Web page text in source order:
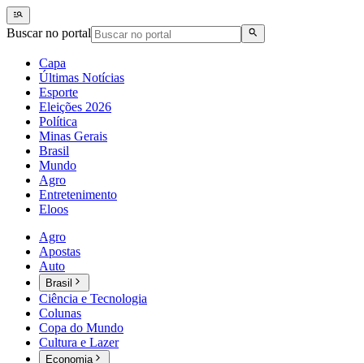
Buscar no portal
Capa
Últimas Notícias
Esporte
Eleições 2026
Política
Minas Gerais
Brasil
Mundo
Agro
Entretenimento
Eloos
Agro
Apostas
Auto
Brasil
Ciência e Tecnologia
Colunas
Copa do Mundo
Cultura e Lazer
Economia